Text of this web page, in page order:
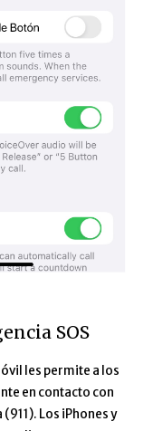
SOS
les permite a los
en contacto con
Los iPhones y